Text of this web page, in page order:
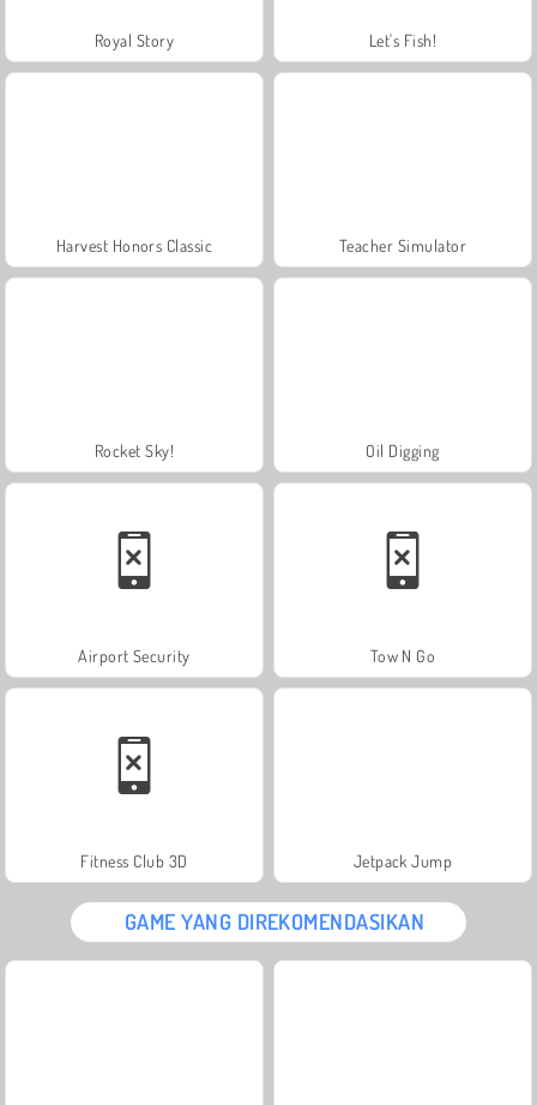
Royal Story Let's Fish!
Harvest Honors Classic Teacher Simulator
Rocket Sky! Oil Digging
Airport Security Tow N Go
Fitness Club 3D Jetpack Jump
GAME YANG DIREKOMENDASIKAN